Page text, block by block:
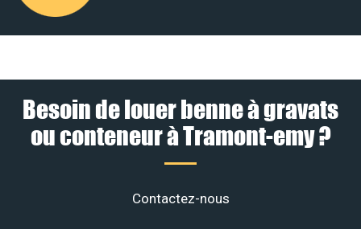
Besoin de louer benne à gravats
ou conteneur à Tramont-emy ?
Contactez-nous